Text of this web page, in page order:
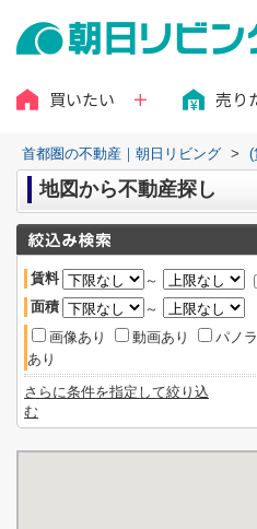
買いたい 売り
首都圏の不動産｜朝日リビング > (
地図から不動産探し
賃料 ～
面積
～
画像あり
動画あり
パノ
あり
さらに条件を指定して絞り込
む